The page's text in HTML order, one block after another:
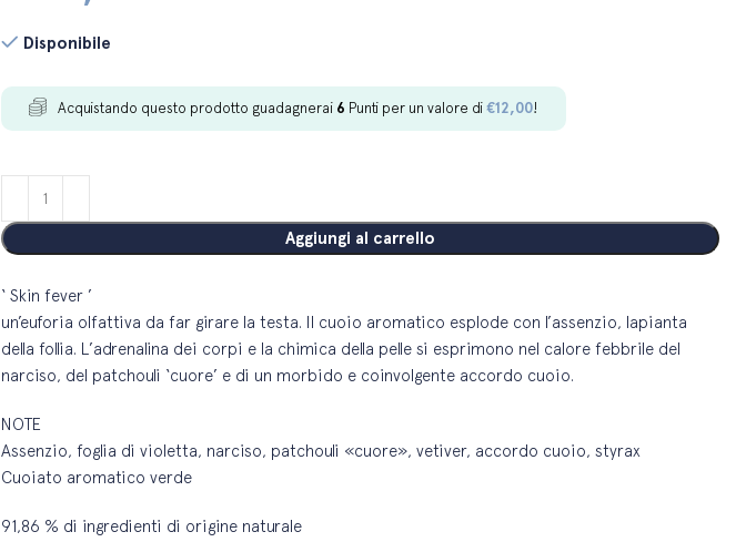
Disponibile
Acquistando questo prodotto guadagnerai 6 Punti per un valore di €12,00!
Aggiungi al carrello
‘ Skin fever ’
un’euforia olfattiva da far girare la testa. Il cuoio aromatico esplode con l’assenzio, lapianta
della follia. L’adrenalina dei corpi e la chimica della pelle si esprimono nel calore febbrile del
narciso, del patchouli ‘cuore’ e di un morbido e coinvolgente accordo cuoio.
NOTE
Assenzio, foglia di violetta, narciso, patchouli «cuore», vetiver, accordo cuoio, styrax
Cuoiato aromatico verde
91,86 % di ingredienti di origine naturale